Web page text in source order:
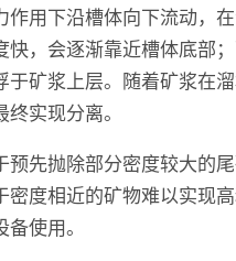
用下沿槽体向下流动，
，会逐渐靠近槽体底部
矿浆上层。随着矿浆在
实现分离。
先抛除部分密度较大的
度相近的矿物难以实现
使用。